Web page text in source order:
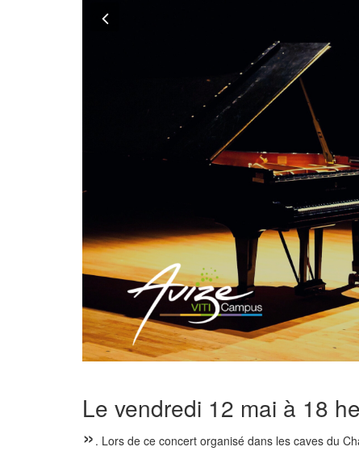
Previous
Le vendredi 12 mai à 18
» . Lors de ce concert organisé dans les caves du